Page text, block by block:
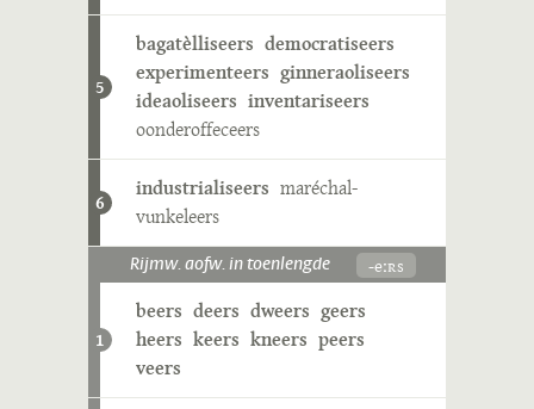
5
bagatèlliseers democratiseers
experimenteers ginneraoliseers
ideaoliseers inventariseers
oonderoffeceers
6
industrialiseers maréchal-
vunkeleers
Rijmw. aofw. in toenlengde -eːʀs
1
beers deers dweers geers
heers keers kneers peers
veers